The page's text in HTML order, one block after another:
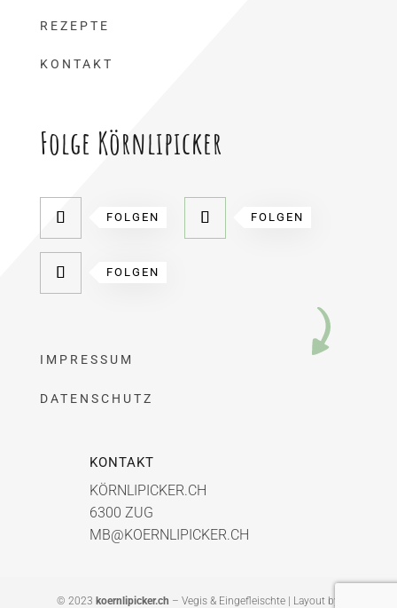
REZEPTE
KONTAKT
Folge Körnlipicker
FOLGEN FOLGEN
FOLGEN
IMPRESSUM
DATENSCHUTZ
KONTAKT
KÖRNLIPICKER.CH
6300 ZUG
MB@KOERNLIPICKER.CH
© 2023 koernlipicker.ch – Vegis & Eingefleischte | Layout by